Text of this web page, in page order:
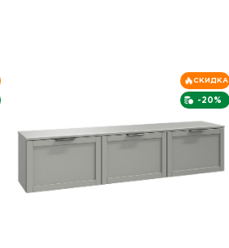
-20%
СКИДКА